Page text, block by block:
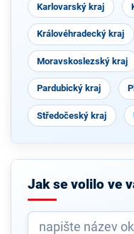
Karlovarský kraj
Královéhradecký kraj
Moravskoslezský kraj
Pardubický kraj
Středočeský kraj
Jak se volilo ve